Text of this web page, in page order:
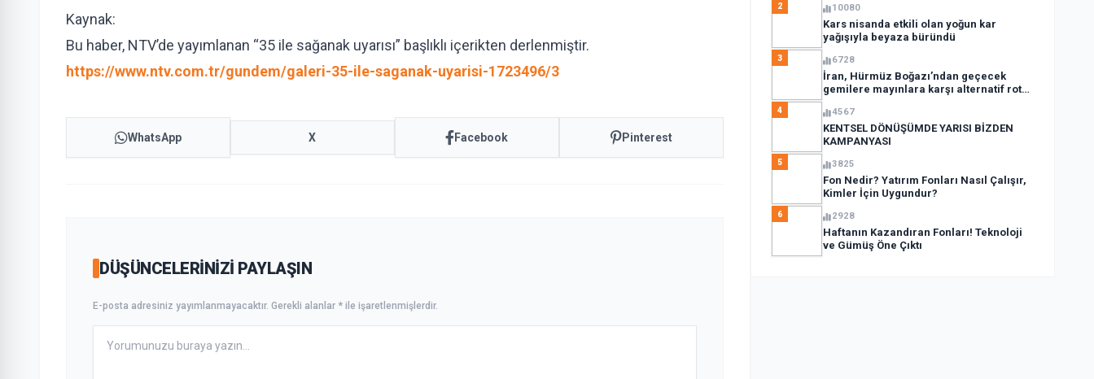
Kaynak:
Bu haber, NTV’de yayımlanan “35 ile sağanak uyarısı” başlıklı içerikten derlenmiştir.
https://www.ntv.com.tr/gundem/galeri-35-ile-saganak-uyarisi-1723496/3
WhatsApp X Facebook Pinterest
DÜŞÜNCELERINIZI PAYLAŞIN
E-posta adresiniz yayımlanmayacaktır. Gerekli alanlar * ile işaretlenmişlerdir.
2 10080
Kars nisanda etkili olan yoğun kar
yağışıyla beyaza büründü
3 6728
İran, Hürmüz Boğazı’ndan geçecek
gemilere mayınlara karşı alternatif rota
4 4567
KENTSEL DÖNÜŞÜMDE YARISI BİZDEN
KAMPANYASI
5 3825
Fon Nedir? Yatırım Fonları Nasıl Çalışır,
Kimler İçin Uygundur?
6 2928
Haftanın Kazandıran Fonları! Teknoloji
ve Gümüş Öne Çıktı